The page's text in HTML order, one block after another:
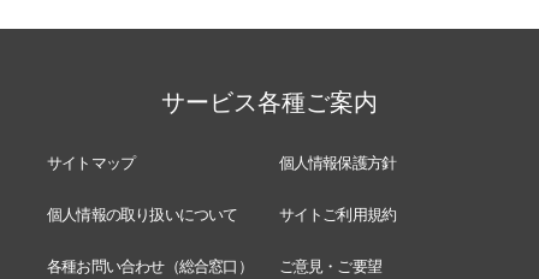
サービス各種ご案内
サイトマップ 個人情報保護方針
個人情報の取り扱いについて サイトご利用規約
各種お問い合わせ（総合窓口） ご意見・ご要望